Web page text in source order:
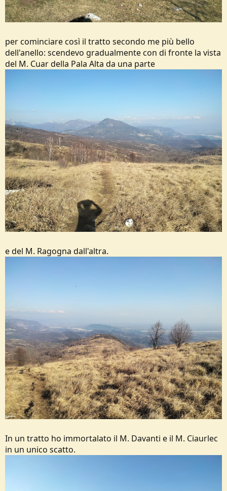
per cominciare così il tratto secondo me più bello
dell'anello: scendevo gradualmente con di fronte la vista
del M. Cuar della Pala Alta da una parte
e del M. Ragogna dall'altra.
In un tratto ho immortalato il M. Davanti e il M. Ciaurlec
in un unico scatto.